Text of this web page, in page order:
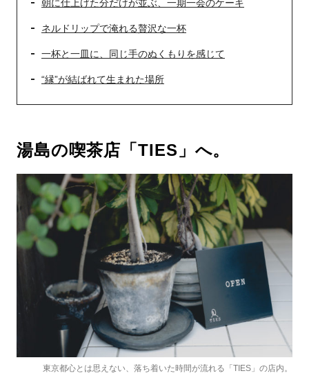
朝に仕上げた分だけが並ぶ、一期一会のケーキ
ネルドリップで淹れる贅沢な一杯
一杯と一皿に、同じ手のぬくもりを感じて
“縁”が結ばれて生まれた場所
湯島の喫茶店「TIES」へ。
東京都心とは思えない、落ち着いた時間が流れる「TIES」の店内。